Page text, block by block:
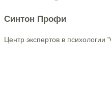
Синтон Профи
Центр экспертов в